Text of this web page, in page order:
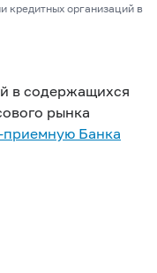
кредитных организаций в
в содержащихся
рынка
приемную Банка